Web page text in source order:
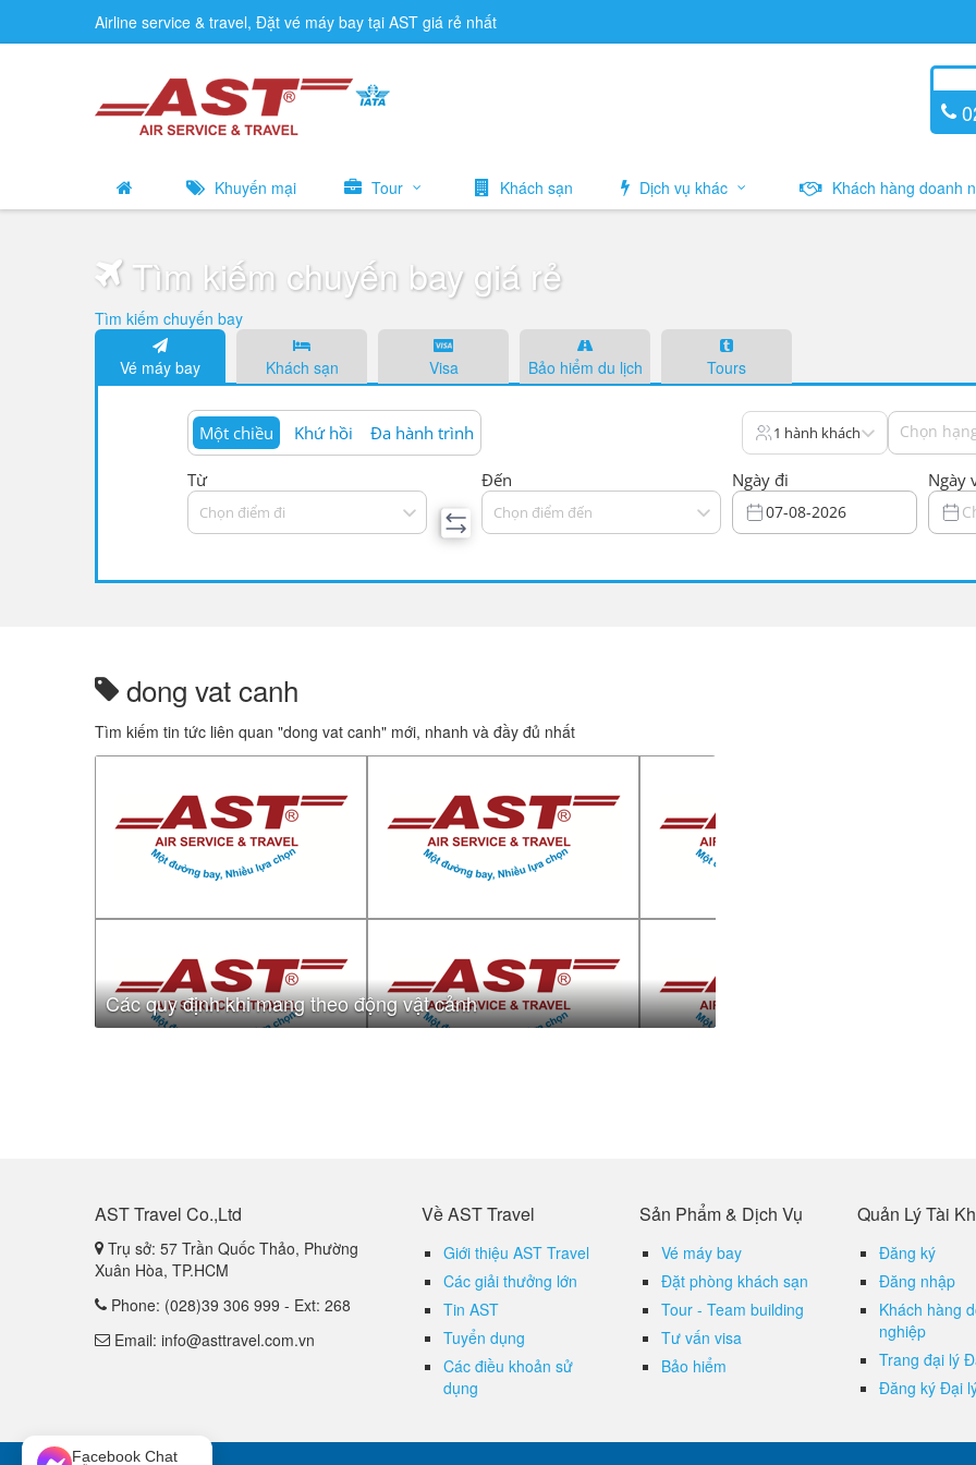
Airline service & travel, Đặt vé máy bay tại AST giá rẻ nhất
Khuyến mại Tour Khách sạn Dịch vụ khác Khách hàng doanh
Tìm kiếm chuyến bay giá rẻ
Tìm kiếm chuyến bay
Vé máy bay Khách sạn Visa Bảo hiểm du lịch Tours
Một chiều Khứ hồi Đa hành trình 1 hành khách Chọn
Từ
Chọn điểm đi
Đến
Chọn điểm đến
Ngày đi
07-08-2026
Ngày
dong vat canh
Tìm kiếm tin tức liên quan "dong vat canh" mới, nhanh và đầy đủ nhất
Các quy định khi mang theo động vật cảnh
AST Travel Co.,Ltd
Trụ sở: 57 Trần Quốc Thảo, Phường
Xuân Hòa, TP.HCM
Phone: (028)39 306 999 - Ext: 268
Email: info@asttravel.com.vn
Về AST Travel
Giới thiệu AST Travel
Các giải thưởng lớn
Tin AST
Tuyển dụng
Các điều khoản sử
dụng
Sản Phẩm & Dịch Vụ
Vé máy bay
Đặt phòng khách sạn
Tour - Team building
Tư vấn visa
Bảo hiểm
Quản Lý Tài
Đăng ký
Đăng nhập
Khách hàng
nghiệp
Trang đại lý
Đăng ký Đại
Facebook Chat